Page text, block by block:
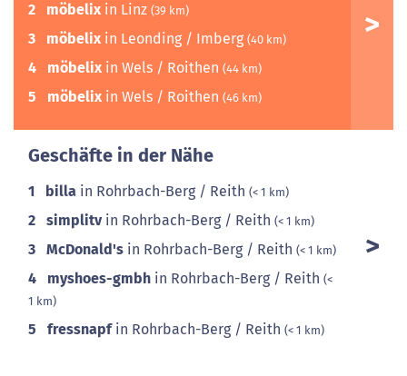
2 möbelix in Linz (39 km)
3 möbelix in Leonding / Imberg (40 km)
4 möbelix in Wels / Roithen (44 km)
5 möbelix in Wels / Roithen (46 km)
Geschäfte in der Nähe
1 billa in Rohrbach-Berg / Reith (< 1 km)
2 simplitvin Rohrbach-Berg / Reith (< 1 km)
3 McDonald's in Rohrbach-Berg / Reith (< 1 km)
4 myshoes-gmbh in Rohrbach-Berg / Reith (<
1 km)
5 fressnapfin Rohrbach-Berg / Reith (< 1 km)